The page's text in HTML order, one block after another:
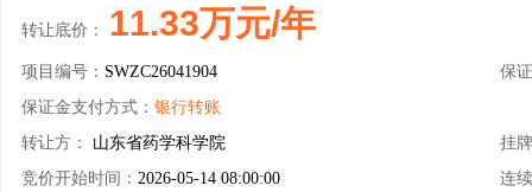
转让底价： 11.33万元/年
项目编号： SWZC26041904
保
保证金支付方式： 银行转账
转让方： 山东省药学科学院
挂
竞价开始时间： 2026-05-14 08:00:00
连